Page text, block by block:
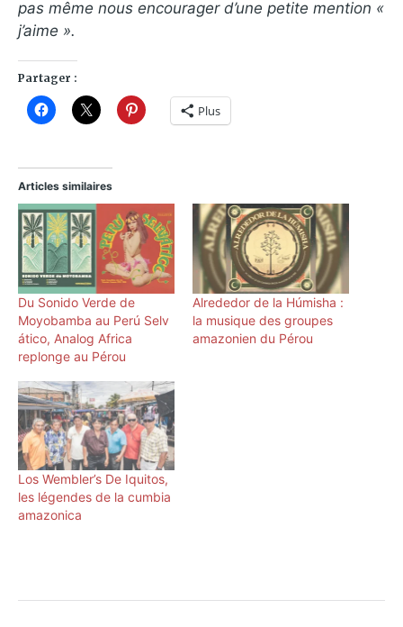
pas même nous encourager d’une petite mention «
j’aime ».
Partager :
Plus
Articles similaires
Du Sonido Verde de
Moyobamba au Perú Selv​
á​tico, Analog Africa
replonge au Pérou
Alrededor de la Húmisha :
la musique des groupes
amazonien du Pérou
Los Wembler’s De Iquitos,
les légendes de la cumbia
amazonica